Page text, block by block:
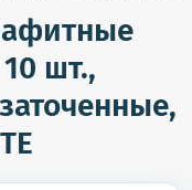
шт.,